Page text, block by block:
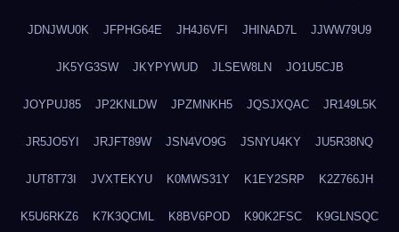
JDNJWU0K JFPHG64E JH4J6VFI JHINAD7L JJWW79U9
JK5YG3SW JKYPYWUD JLSEW8LN JO1U5CJB
JOYPUJ85 JP2KNLDW JPZMNKH5 JQSJXQAC JR149L5K
JR5JO5YI JRJFT89W JSN4VO9G JSNYU4KY JU5R38NQ
JUT8T73I JVXTEKYU K0MWS31Y K1EY2SRP K2Z766JH
K5U6RKZ6 K7K3QCML K8BV6POD K90K2FSC K9GLNSQC